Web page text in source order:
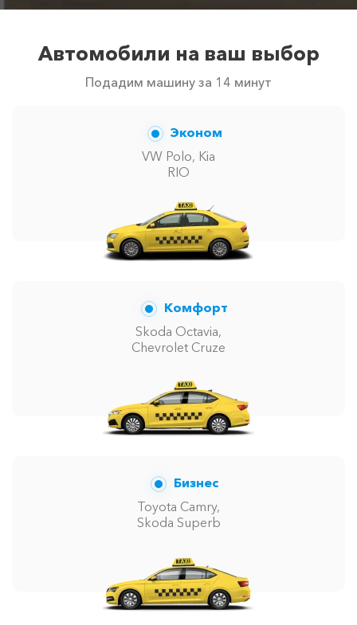
Автомобили на ваш выбор
Подадим машину за 14 минут
Эконом
VW Polo, Kia
RIO
Комфорт
Skoda Octavia,
Chevrolet Cruze
Бизнес
Toyota Camry,
Skoda Superb